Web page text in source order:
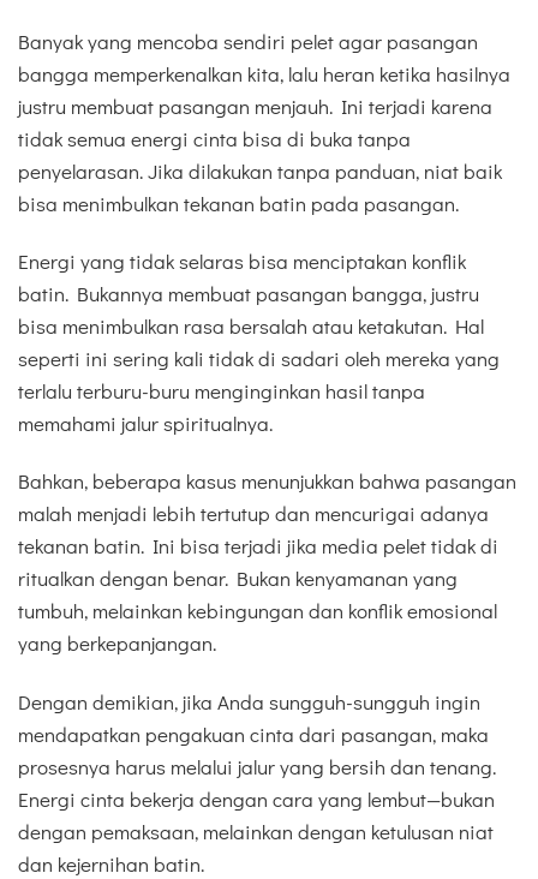
Banyak yang mencoba sendiri pelet agar pasangan
bangga memperkenalkan kita, lalu heran ketika hasilnya
justru membuat pasangan menjauh. Ini terjadi karena
tidak semua energi cinta bisa di buka tanpa
penyelarasan. Jika dilakukan tanpa panduan, niat baik
bisa menimbulkan tekanan batin pada pasangan.
Energi yang tidak selaras bisa menciptakan konflik
batin. Bukannya membuat pasangan bangga, justru
bisa menimbulkan rasa bersalah atau ketakutan. Hal
seperti ini sering kali tidak di sadari oleh mereka yang
terlalu terburu-buru menginginkan hasil tanpa
memahami jalur spiritualnya.
Bahkan, beberapa kasus menunjukkan bahwa pasangan
malah menjadi lebih tertutup dan mencurigai adanya
tekanan batin. Ini bisa terjadi jika media pelet tidak di
ritualkan dengan benar. Bukan kenyamanan yang
tumbuh, melainkan kebingungan dan konflik emosional
yang berkepanjangan.
Dengan demikian, jika Anda sungguh-sungguh ingin
mendapatkan pengakuan cinta dari pasangan, maka
prosesnya harus melalui jalur yang bersih dan tenang.
Energi cinta bekerja dengan cara yang lembut—bukan
dengan pemaksaan, melainkan dengan ketulusan niat
dan kejernihan batin.